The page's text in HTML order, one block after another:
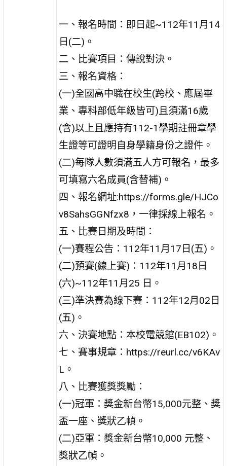
一、報名時間：即日起~112年11月14
日(二)。
二、比賽項目：傳說對決。
三、報名資格：
(一)全國高中職在校生(跨校、應屆畢
業、專科部低年級皆可)且須滿16歲
(含)以上且應持有112-1學期註冊章學
生證等可證明自身學籍身份之證件。
(二)每隊人數須滿五人方可報名，最多
可填寫六名成員(含替補)。
四、報名網址:https://forms.gle/HJCo
v8SahsGGNfzx8，一律採線上報名。
五、比賽日期及時間：
(一)賽程公告：112年11月17日(五)。
(二)預賽(線上賽)：112年11月18日
(六)~112年11月25 日。
(三)準決賽為線下賽：112年12月02日
(五)。
六、決賽地點：本校電競館(EB102)。
七、賽事規章：https://reurl.cc/v6KAv
L。
八、比賽獲獎獎勵：
(一)冠軍：獎金新台幣15,000元整、獎
盃一座、獎狀乙幀。
(二)亞軍：獎金新台幣10,000 元整、
獎狀乙幀。